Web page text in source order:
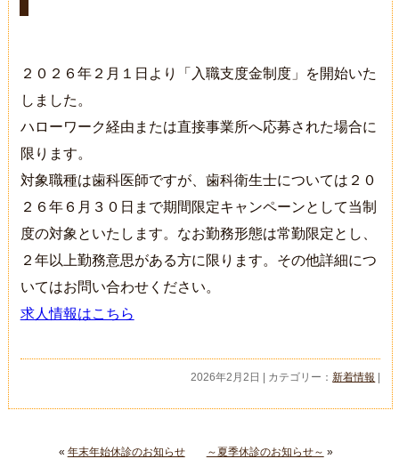
２０２６年２月１日より「入職支度金制度」を開始いた
しました。
ハローワーク経由または直接事業所へ応募された場合に
限ります。
対象職種は歯科医師ですが、歯科衛生士については２０
２６年６月３０日まで期間限定キャンペーンとして当制
度の対象といたします。なお勤務形態は常勤限定とし、
２年以上勤務意思がある方に限ります。その他詳細につ
いてはお問い合わせください。
求人情報はこちら
2026年2月2日 | カテゴリー：新着情報
« 年末年始休診のお知らせ ～夏季休診のお知らせ～ »